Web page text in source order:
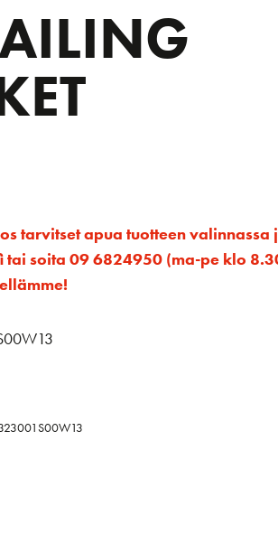
tarvitset apua tuotteen valinnassa
tai soita 09 6824950 (ma-pe klo